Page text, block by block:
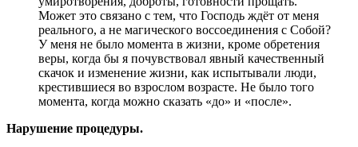
Может это связано с тем, что Господь ждёт от меня
реального, а не магического воссоединения с Собой?
У меня не было момента в жизни, кроме обретения
веры, когда бы я почувствовал явный качественный
скачок и изменение жизни, как испытывали люди,
крестившиеся во взрослом возрасте. Не было того
момента, когда можно сказать «до» и «после».
Нарушение процедуры.